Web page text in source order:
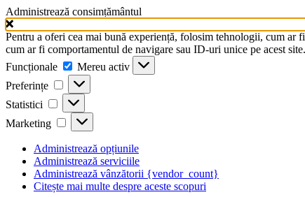
Administrează consimțământul
Pentru a oferi cea mai bună experiență, folosim tehnologii, cum ar
cum ar fi comportamentul de navigare sau ID-uri unice pe acest
Funcționale
Funcționale
Mereu activ
Preferințe
Preferințe
Statistici Statistici
Marketing Marketing
Administrează opțiunile
Administrează serviciile
Administrează vânzătorii {vendor_count}
Citește mai multe despre aceste scopuri